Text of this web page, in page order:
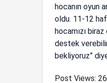
hocanın oyun
oldu. 11-12
hocamızı
destek
bekliyoruz”
Post Views: